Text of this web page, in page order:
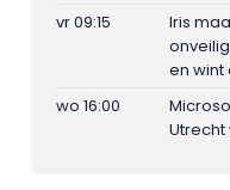
vr 09:15
Iris
en
wo 16:00